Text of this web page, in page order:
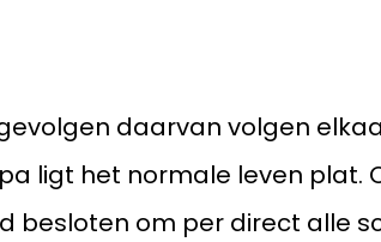
daarvan volgen
ligt het normale leven plat.
besloten om per direct alle